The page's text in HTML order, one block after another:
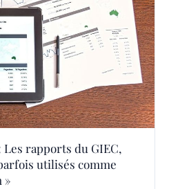
Les rapports du GIEC,
utilisés comme
»